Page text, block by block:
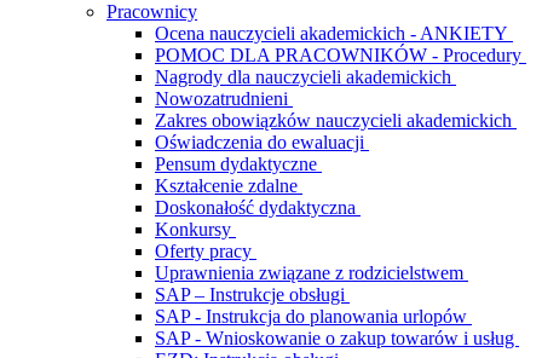
Pracownicy
Ocena nauczycieli akademickich - ANKIETY
POMOC DLA PRACOWNIKÓW - Procedury
Nagrody dla nauczycieli akademickich
Nowozatrudnieni
Zakres obowiązków nauczycieli akademickich
Oświadczenia do ewaluacji
Pensum dydaktyczne
Kształcenie zdalne
Doskonałość dydaktyczna
Konkursy
Oferty pracy
Uprawnienia związane z rodzicielstwem
SAP – Instrukcje obsługi
SAP - Instrukcja do planowania urlopów
SAP - Wnioskowanie o zakup towarów i usług